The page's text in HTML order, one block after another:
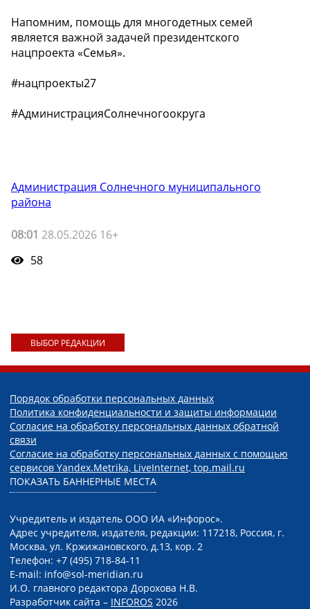
Напомним, помощь для многодетных семей
является важной задачей президентского
нацпроекта «Семья».
#нацпроекты27
#АдминистрацияСолнечногоокруга
Администрация Солнечного муниципального
района
08:01 28.05.2026 16+
58
ВЫБОР РЕДАКЦИИ
Порядок обработки персональных данных
Политика конфиденциальности и защиты информации
Согласие на обработку персональных данных обратной
связи
Согласие на обработку персональных данных с помощью
сервисов Yandex.Metrika, LiveInternet, top.mail.ru
ПОКАЗАТЬ БАННЕРНЫЕ МЕСТА
Учредитель и издатель ООО ИА «Инфорос».
Адрес учредителя, издателя, редакции: 117218, Россия, г.
Москва, ул. Кржижановского, д.13, кор. 2
Телефон: +7 (495) 718-84-11
E-mail: info@sol-meridian.ru
И.О. главного редактора Дорохова Н.В.
Разработчик сайта – INFOROS 2026